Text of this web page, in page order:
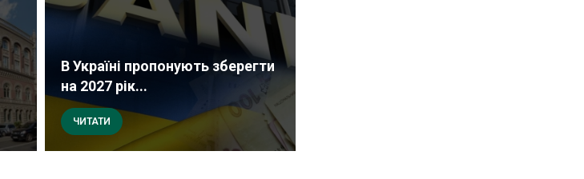
В Україні пропонують зберегти
на 2027 рік...
ЧИТАТИ